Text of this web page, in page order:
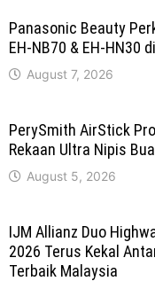
Panasonic Beauty
EH-NB70 & EH-HN30
August 7, 2026
PerySmith AirStick
Rekaan Ultra Nipis
August 5, 2026
IJM Allianz Duo
2026 Terus Kekal
Terbaik Malaysia